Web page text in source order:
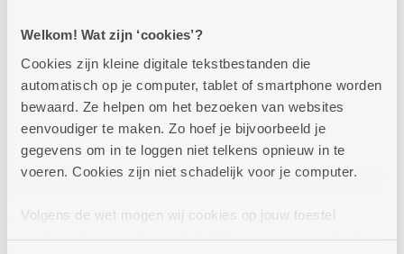
Welkom! Wat zijn ‘cookies’?
Cookies zijn kleine digitale tekstbestanden die
automatisch op je computer, tablet of smartphone worden
bewaard. Ze helpen om het bezoeken van websites
eenvoudiger te maken. Zo hoef je bijvoorbeeld je
gegevens om in te loggen niet telkens opnieuw in te
voeren. Cookies zijn niet schadelijk voor je computer.
Volgens de wet mogen wij cookies op jouw toestel
kaart. Kom je proeven? Op heel wat locaties kan dat
trouwens in een sfeervolle zomerbar!
Meer info